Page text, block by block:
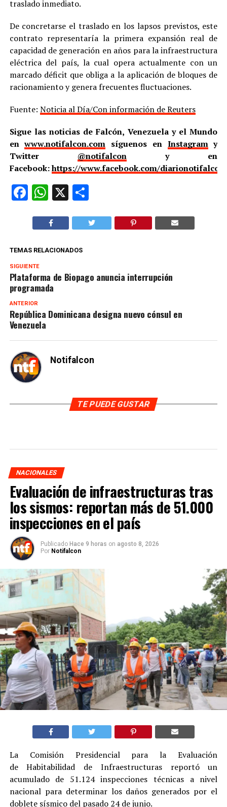
traslado inmediato.
De concretarse el traslado en los lapsos previstos, este
contrato representaría la primera expansión real de
capacidad de generación en años para la infraestructura
eléctrica del país, la cual opera actualmente con un
marcado déficit que obliga a la aplicación de bloques de
racionamiento y genera frecuentes fluctuaciones.
Fuente: Noticia al Día/Con información de Reuters
Sigue las noticias de Falcón, Venezuela y el Mundo
enwww.notifalcon.com síguenos en Instagramy
Twitter @notifalcony en
Facebook:https://www.facebook.com/
Facebook
WhatsApp
X Compartir
TEMAS RELACIONADOS
SIGUIENTE
Plataforma de Biopago anuncia interrupción
programada
ANTERIOR
República Dominicana designa nuevo cónsul en
Venezuela
Notifalcon
TE PUEDE GUSTAR
NACIONALES
Evaluación de infraestructuras tras
los sismos: reportan más de 51.000
inspecciones en el país
Publicado Hace 9 horas on agosto 8, 2026
Por Notifalcon
La Comisión Presidencial para la Evaluación
de Habitabilidad de Infraestructuras reportó un
acumulado de 51.124 inspecciones técnicas a nivel
nacional para determinar los daños generados por el
doblete sísmico del pasado 24 de junio.